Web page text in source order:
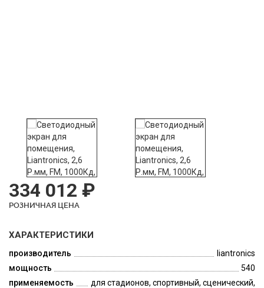
334 012 ₽
РОЗНИЧНАЯ ЦЕНА
ХАРАКТЕРИСТИКИ
производитель
liantronics
мощность
540
применяемость
для стадионов, спортивный, сценический,